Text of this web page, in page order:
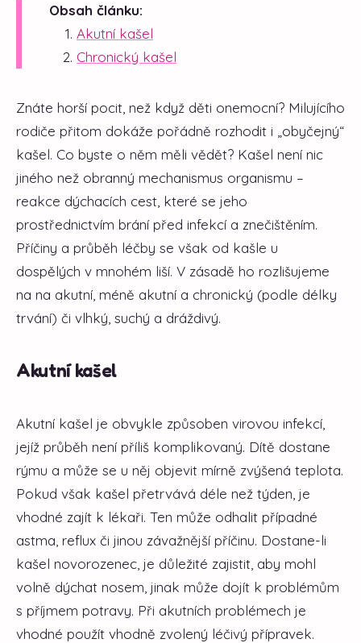
Obsah článku:
Akutní kašel
Chronický kašel
Znáte horší pocit, než když děti onemocní? Milujícího
rodiče přitom dokáže pořádně rozhodit i „obyčejný“
kašel. Co byste o něm měli vědět? Kašel není nic
jiného než obranný mechanismus organismu –
reakce dýchacích cest, které se jeho
prostřednictvím brání před infekcí a znečištěním.
Příčiny a průběh léčby se však od kašle u
dospělých v mnohém liší. V zásadě ho rozlišujeme
na na akutní, méně akutní a chronický (podle délky
trvání) či vlhký, suchý a dráždivý.
Akutní kašel
Akutní kašel je obvykle způsoben virovou infekcí,
jejíž průběh není příliš komplikovaný. Dítě dostane
rýmu a může se u něj objevit mírně zvýšená teplota.
Pokud však kašel přetrvává déle než týden, je
vhodné zajít k lékaři. Ten může odhalit případné
astma, reflux či jinou závažnější příčinu. Dostane-li
kašel novorozenec, je důležité zajistit, aby mohl
volně dýchat nosem, jinak může dojít k problémům
s příjmem potravy. Při akutních problémech je
vhodné použít vhodně zvolený léčivý přípravek.